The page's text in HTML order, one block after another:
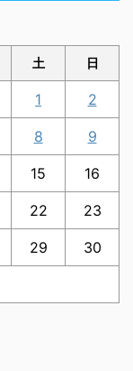
土 日
1 2
8 9
15 16
22 23
29 30